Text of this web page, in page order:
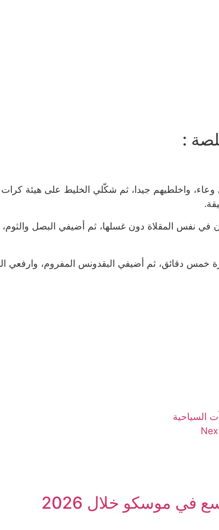
:
وعاء، واخلطيهم جيدا، ثم شكّلي الخليط على هيئة
نفس المقلاة دون غسلها، ثم أضيفي البصل والثوم،
خمس دقائق، ثم أضيفي البقدونس المفروم، وارفعي
السياحية
في موسكو خلال 2026